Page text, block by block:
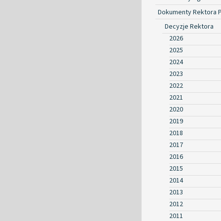
Dokumenty Rektora
Decyzje Rektora
2026
2025
2024
2023
2022
2021
2020
2019
2018
2017
2016
2015
2014
2013
2012
2011